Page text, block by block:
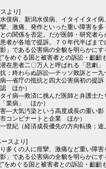
より]
俣病、新潟水俣病、イタイイタイ病
、激痛、発作といった重い障害を多
の関係を否定。だが医師・研究者ら
者が各地で提訴。７０年代半ばま
」である公害病の全貌を明らかに
をめぐる国と被害者との訴訟・齟齬
患者二〇万人と呼ばれる「悲劇
；終わらぬ訴訟―チッソ敗訴と一九
―省庁の抵抗と四大公害病初の提訴
ほか）
イ病―救済に挑んだ医師と弁護士た
業病」 ほか）
―大気汚染という高度成長の重い影
コンビナートと企業 ほか）
世紀（経済成長優先の方向転換；途
スより]
多くの人に痙攣、激痛など重い障
」である公害病の全貌を明らかに
をめぐる国と被害者との訴訟・齟齬